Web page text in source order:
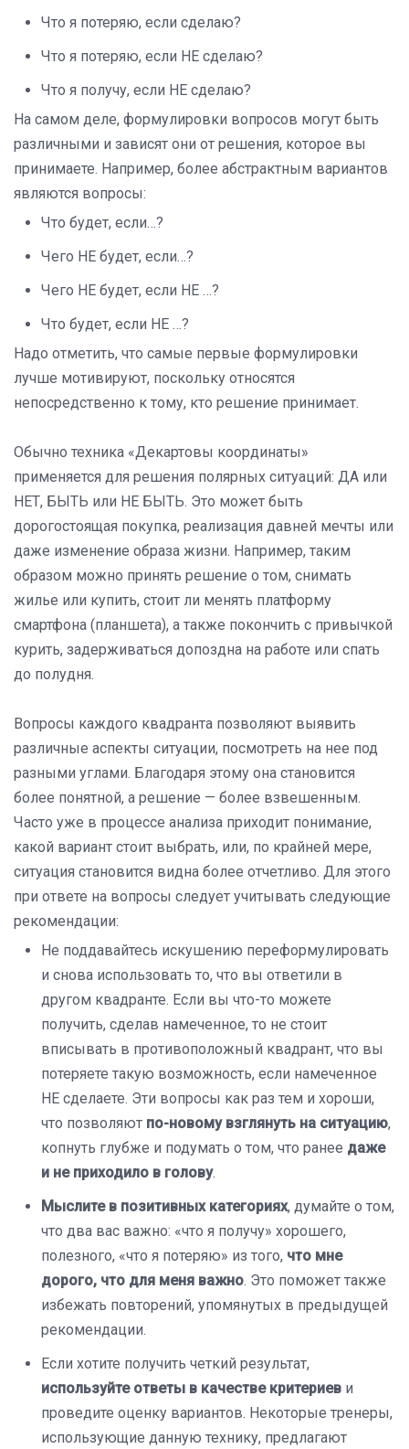
Что я потеряю, если сделаю?
Что я потеряю, если НЕ сделаю?
Что я получу, если НЕ сделаю?
На самом деле, формулировки вопросов могут быть
различными и зависят они от решения, которое вы
принимаете. Например, более абстрактным вариантов
являются вопросы:
Что будет, если…?
Чего НЕ будет, если…?
Чего НЕ будет, если НЕ …?
Что будет, если НЕ …?
Надо отметить, что самые первые формулировки
лучше мотивируют, поскольку относятся
непосредственно к тому, кто решение принимает.
Обычно техника «Декартовы координаты»
применяется для решения полярных ситуаций: ДА или
НЕТ, БЫТЬ или НЕ БЫТЬ. Это может быть
дорогостоящая покупка, реализация давней мечты или
даже изменение образа жизни. Например, таким
образом можно принять решение о том, снимать
жилье или купить, стоит ли менять платформу
смартфона (планшета), а также покончить с привычкой
курить, задерживаться допоздна на работе или спать
до полудня.
Вопросы каждого квадранта позволяют выявить
различные аспекты ситуации, посмотреть на нее под
разными углами. Благодаря этому она становится
более понятной, а решение — более взвешенным.
Часто уже в процессе анализа приходит понимание,
какой вариант стоит выбрать, или, по крайней мере,
ситуация становится видна более отчетливо. Для этого
при ответе на вопросы следует учитывать следующие
рекомендации:
Не поддавайтесь искушению переформулировать
и снова использовать то, что вы ответили в
другом квадранте. Если вы что-то можете
получить, сделав намеченное, то не стоит
вписывать в противоположный квадрант, что вы
потеряете такую возможность, если намеченное
НЕ сделаете. Эти вопросы как раз тем и хороши,
что позволяют по-новому взглянуть на ситуацию,
копнуть глубже и подумать о том, что ранее даже
и не приходило в голову.
Мыслите в позитивных категориях, думайте о том,
что два вас важно: «что я получу» хорошего,
полезного, «что я потеряю» из того, что мне
дорого, что для меня важно. Это поможет также
избежать повторений, упомянутых в предыдущей
рекомендации.
Если хотите получить четкий результат,
используйте ответы в качестве критериев и
проведите оценку вариантов. Некоторые тренеры,
использующие данную технику, предлагают